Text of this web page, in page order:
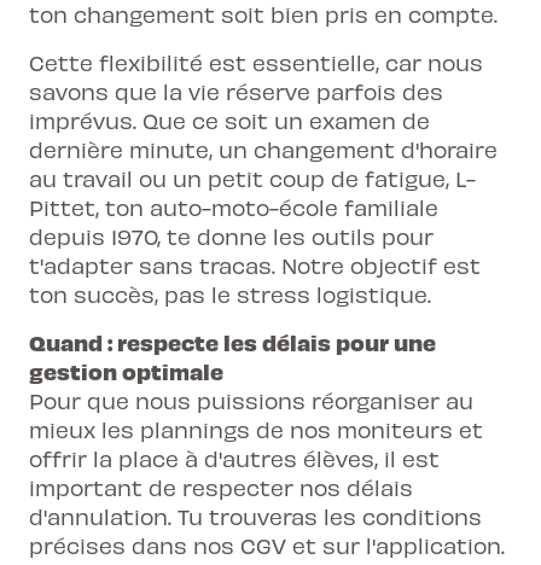
ton changement soit bien pris en compte.
Cette flexibilité est essentielle, car nous
savons que la vie réserve parfois des
imprévus. Que ce soit un examen de
dernière minute, un changement d'horaire
au travail ou un petit coup de fatigue, L-
Pittet, ton auto-moto-école familiale
depuis 1970, te donne les outils pour
t'adapter sans tracas. Notre objectif est
ton succès, pas le stress logistique.
Quand : respecte les délais pour une
gestion optimale
Pour que nous puissions réorganiser au
mieux les plannings de nos moniteurs et
offrir la place à d'autres élèves, il est
important de respecter nos délais
d'annulation. Tu trouveras les conditions
précises dans nos CGV et sur l'application.